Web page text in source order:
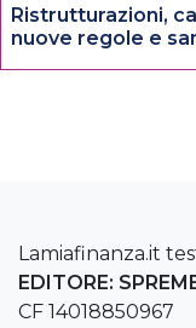
Ristrutturazioni,
nuove regole e
Lamiafinanza.it
EDITORE:
CF 14018850967